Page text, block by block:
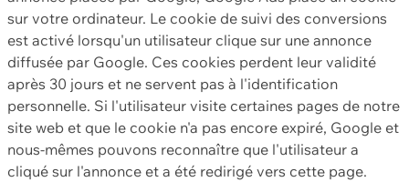
sur votre ordinateur. Le cookie de suivi des conversions
est activé lorsqu'un utilisateur clique sur une annonce
diffusée par Google. Ces cookies perdent leur validité
après 30 jours et ne servent pas à l'identification
personnelle. Si l'utilisateur visite certaines pages de notre
site web et que le cookie n'a pas encore expiré, Google et
nous-mêmes pouvons reconnaître que l'utilisateur a
cliqué sur l'annonce et a été redirigé vers cette page.